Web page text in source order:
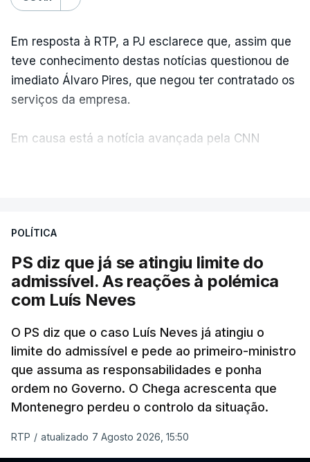
Em resposta à RTP, a PJ esclarece que, assim que
teve conhecimento destas notícias questionou de
imediato Álvaro Pires, que negou ter contratado os
serviços da empresa.
Em causa está a notícia avançada pela CNN
abertura de qualquer processo disciplinar, por não
ter qualquer elemento que indicie a realização
dessas obras.
Empreiteiro da
Construbarcelos também
fez obras na casa do diretor
financeiro da PJ
atualizado 7 Agosto 2026, 14:25
POLÍTICA
PS diz que já se atingiu limite do
admissível. As reações à polémica
com Luís Neves
O PS diz que o caso Luís Neves já atingiu o
limite do admissível e pede ao primeiro-ministro
que assuma as responsabilidades e ponha
ordem no Governo. O Chega acrescenta que
Montenegro perdeu o controlo da situação.
RTP / atualizado 7 Agosto 2026, 15:50